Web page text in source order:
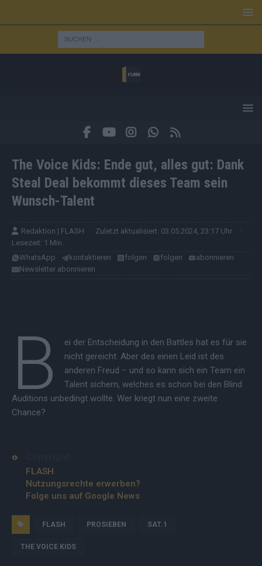
The Voice Kids: Ende gut, alles gut: Dank
Steal Deal bekommt dieses Team sein
Wunsch-Talent
Redaktion | FLASH · Zuletzt aktualisiert: 03.05.2024, 23:17 Uhr
·
Lesezeit: 1 Min.
WhatsApp
kontaktieren folgen folgen
abonnieren
Newsletter abonnieren
B
ei der Entscheidung in den Battles hat es für sie
nicht gereicht. Aber des einen Leid ist des
anderen Freud – und so kann sich ein Team ein
Talent sichern, welches es schon bei den Blind
Auditions unbedingt wollte. Wer kriegt nun eine zweite
Chance?
FLASH
Nutzungsrechte erwerben?
Folge uns auf Google News
FLASH PROSIEBEN SAT.1
THE VOICE KIDS